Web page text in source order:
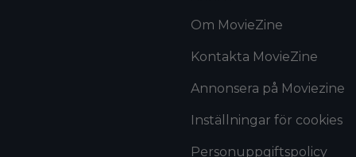
Om MovieZine
Kontakta MovieZine
Annonsera på Moviezine
Inställningar för cookies
Personuppgiftspolicy